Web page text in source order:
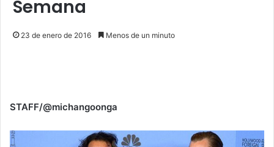
Semana
23 de enero de 2016 Menos de un minuto
STAFF/@michangoonga